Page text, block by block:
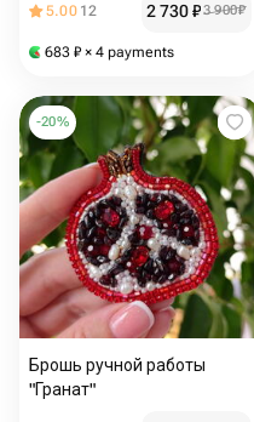
5.00 12 2 730₽3 900₽
683 ₽ × 4 payments
-20%
Брошь ручной работы
"Гранат"